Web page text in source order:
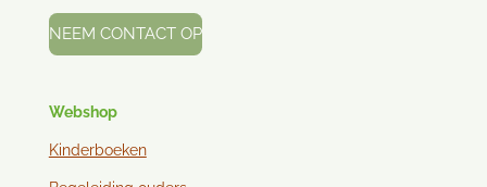
NEEM CONTACT OP
Webshop
Kinderboeken